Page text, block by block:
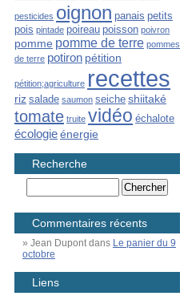
pesticides oignon panais petits
pois pintade poireau poisson poivron
pomme pomme de terre pommes
de terre potiron pétition
pétition;agriculture recettes
riz salade saumon seiche shiitaké
tomate truite vidéo échalote
écologieénergie
Recherche
Commentaires récents
Jean Dupontdans Le panier du 9
octobre
Liens